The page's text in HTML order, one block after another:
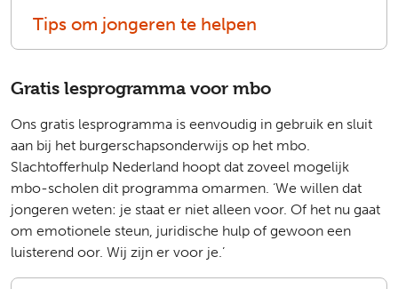
Tips om jongeren te helpen
Gratis lesprogramma voor mbo
Ons gratis lesprogramma is eenvoudig in gebruik en sluit
aan bij het burgerschapsonderwijs op het mbo.
Slachtofferhulp Nederland hoopt dat zoveel mogelijk
mbo-scholen dit programma omarmen. ‘We willen dat
jongeren weten: je staat er niet alleen voor. Of het nu gaat
om emotionele steun, juridische hulp of gewoon een
luisterend oor. Wij zijn er voor je.’